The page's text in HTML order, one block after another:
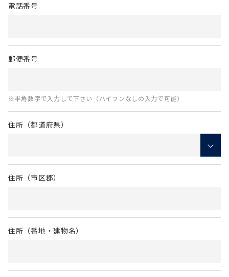
電話番号
郵便番号
※半角数字で入力して下さい（ハイフンなしの入力で可能）
住所（都道府県）
住所（市区郡）
住所（番地・建物名）